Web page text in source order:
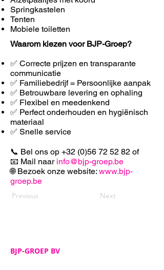
Springkastelen
Tenten
Mobiele toiletten
Waarom kiezen voor BJP-Groep?
✅ Correcte prijzen en transparante
communicatie
✅ Familiebedrijf = Persoonlijke aanpak
✅ Betrouwbare levering en ophaling
✅ Flexibel en meedenkend
✅ Perfect onderhouden en hygiënisch
materiaal
✅ Snelle service
📞 Bel ons op +32 (0)56 72 52 82 of
📧 Mail naar info@bjp-groep.be
🌐 Bezoek onze website: www.bjp-
groep.be
Previous Next
BJP-GROEP BV